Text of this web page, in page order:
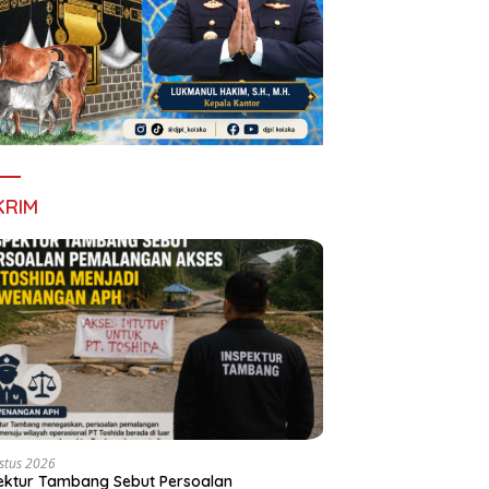
2026
Tambang Sebut Persoalan